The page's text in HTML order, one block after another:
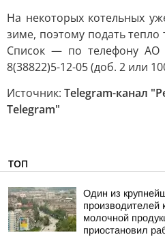
На некоторых котельных
зиме, поэтому подать
Список — по телефону АО
8(38822)5-12-05 (доб. 2 или
Источник: Telegram-канал
Telegram"
ТОП
Один из
производителей
молочной
приостановил